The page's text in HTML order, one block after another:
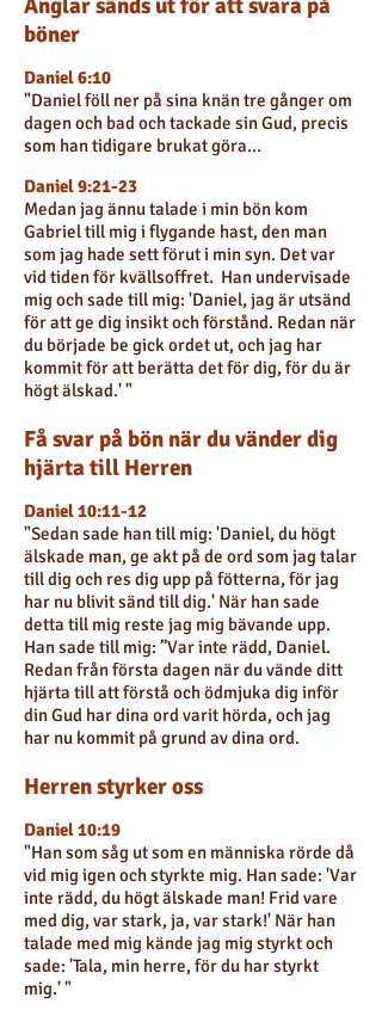
Änglar sänds ut för att svara på
böner
Daniel 6:10
"Daniel föll ner på sina knän tre gånger om
dagen och bad och tackade sin Gud, precis
som han tidigare brukat göra...
Daniel 9:21-23
Medan jag ännu talade i min bön kom
Gabriel till mig i flygande hast, den man
som jag hade sett förut i min syn. Det var
vid tiden för kvällsoffret. Han undervisade
mig och sade till mig: 'Daniel, jag är utsänd
för att ge dig insikt och förstånd. Redan när
du började be gick ordet ut, och jag har
kommit för att berätta det för dig, för du är
högt älskad.' "
Få svar på bön när du vänder dig
hjärta till Herren
Daniel 10:11-12
"Sedan sade han till mig: 'Daniel, du högt
älskade man, ge akt på de ord som jag talar
till dig och res dig upp på fötterna, för jag
har nu blivit sänd till dig.' När han sade
detta till mig reste jag mig bävande upp.
Han sade till mig: ”Var inte rädd, Daniel.
Redan från första dagen när du vände ditt
hjärta till att förstå och ödmjuka dig inför
din Gud har dina ord varit hörda, och jag
har nu kommit på grund av dina ord.
Herren styrker oss
Daniel 10:19
"Han som såg ut som en människa rörde då
vid mig igen och styrkte mig. Han sade: 'Var
inte rädd, du högt älskade man! Frid vare
med dig, var stark, ja, var stark!' När han
talade med mig kände jag mig styrkt och
sade: 'Tala, min herre, för du har styrkt
mig.' "